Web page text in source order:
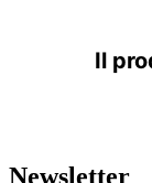
Il
Newsletter